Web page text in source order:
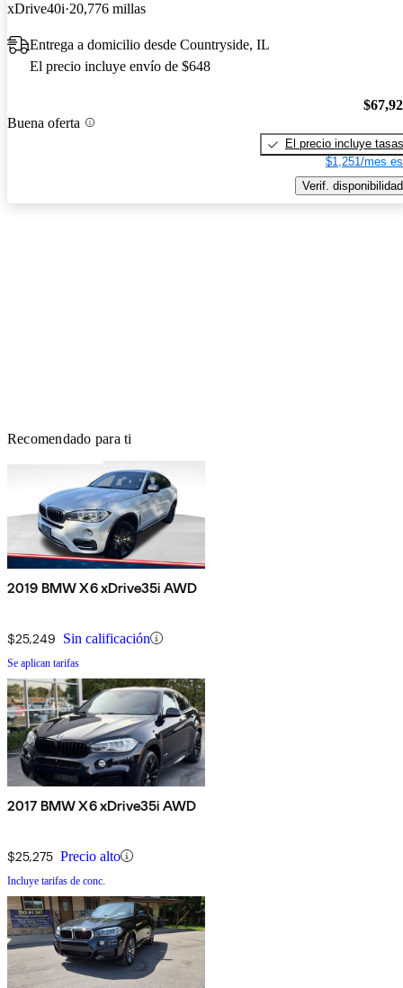
xDrive40i 20,776 millas
Entrega a domicilio desde Countryside, IL
El precio incluye envío de $648
Buena oferta
El precio incluye tasas
$1,251/mes
Verif. disponibilidad
Recomendado para ti
2019 BMW X6 xDrive35i AWD
$25,249 Sin calificación
Se aplican tarifas
2017 BMW X6 xDrive35i AWD
$25,275 Precio alto
Incluye tarifas de conc.